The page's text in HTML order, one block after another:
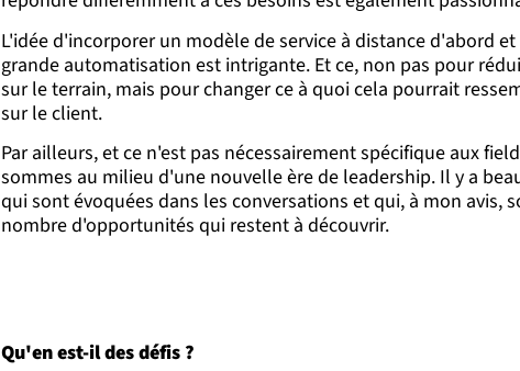
L'idée d'incorporer un modèle de service à distance d'abord
grande automatisation est intrigante. Et ce, non pas pour
sur le terrain, mais pour changer ce à quoi cela pourrait
sur le client.
Par ailleurs, et ce n'est pas nécessairement spécifique aux
sommes au milieu d'une nouvelle ère de leadership. Il y a
qui sont évoquées dans les conversations et qui, à mon avis,
nombre d'opportunités qui restent à découvrir.
Qu'en est-il des défis ?